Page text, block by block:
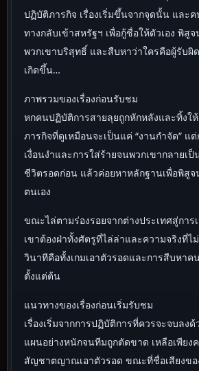
ปฏิบัติภารกิจ เรื่องเริ่มขึ้นจากจุดนั้น และ
ทางกลับเข้าสหรัฐฯ เพื่อกู้ชื่อให้ตัวเอง พิสู
พวกเขาบริสุทธิ์ และสืบหาว่าใครคือผู้รับผิ
เกิดขึ้น…
ภาพรวมของเรื่องก่อนรับชม
หกคนปฏิบัติการสายลุยถูกหักหลังและทิ้งใ
ภารกิจที่ดูเหมือนจะเป็นแค่ “งานกำจัด” แ
เงื่อนงำและการใส่ร้ายจนพวกเขากลายเ
ชีวิตรอดก่อน แล้วค่อยหาหลักฐานเพื่อพิสู
ตนเอง
ขณะไล่ตามร่องรอยจากต่างประเทศสู่การ
เขาต้องฝ่าทั้งศัตรูที่ไล่ล่าและความจริงที่ไ
วินาทีคือทั้งเกมเอาตัวรอดและการสืบหาค
ตั้งแต่ต้น
แนวทางของเรื่องก่อนเริ่มรับชม
เรื่องเริ่มจากการปฏิบัติการที่ควรจะจบลง
แผนอย่างหนักจนทีมถูกตัดขาด เหลือเพียง
สัญชาตญาณเอาตัวรอด ขณะที่ชื่อเสียงขอ